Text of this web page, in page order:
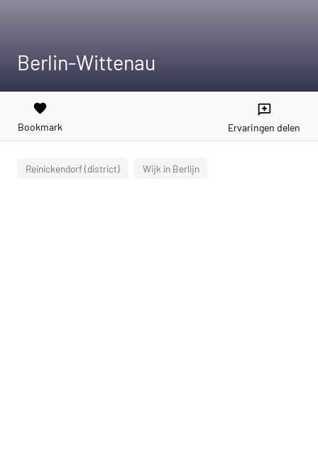
Berlin-Wittenau
favorite
Bookmark
reviews
Ervaringen delen
Reinickendorf (district) Wijk in Berlijn